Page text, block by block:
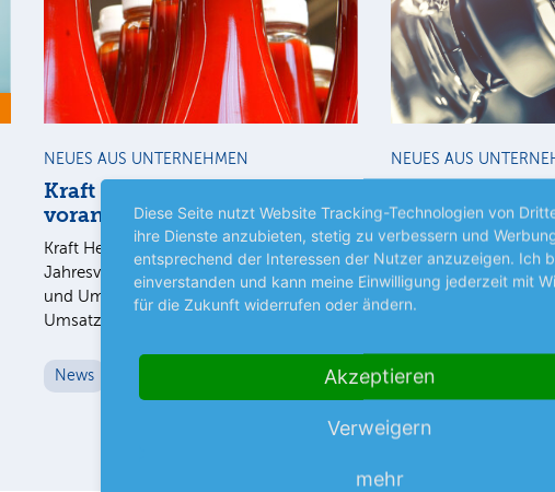
NEUES AUS UNTERNEHMEN
Kraft Heinz treibt Umbau
voran
Kraft Heinz hat im abgelaufenen
Jahresviertel einen geringeren Gewinn
und Umsatz verzeichnet, aber die
Umsatzprognose dennoch…
News
NEUES AUS
Amgen
Der US-
einem starken Q2
für das laufende
Umsatz rechnet…
News
Diese Seite nutzt Website Tracking-Technologien von
ihre Dienste anzubieten, stetig zu verbessern und
entsprechend der Interessen der Nutzer anzuzeigen. Ich
einverstanden und kann meine Einwilligung jederzeit mit
für die Zukunft widerrufen oder ändern.
Akzeptieren
Verweigern
mehr